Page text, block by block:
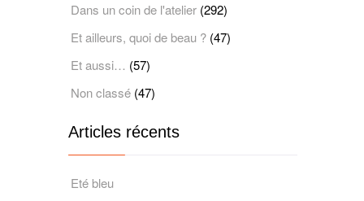
Dans un coin de l'atelier (292)
Et ailleurs, quoi de beau ? (47)
Et aussi… (57)
Non classé (47)
Articles récents
Eté bleu